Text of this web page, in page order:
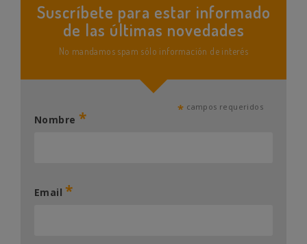
Suscríbete para estar informado
de las últimas novedades
No mandamos spam sólo información de interés
* campos requeridos
Nombre *
Email*